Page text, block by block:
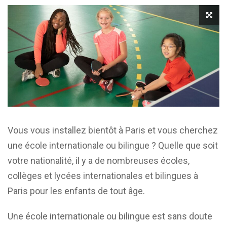
Vous vous installez bientôt à Paris et vous cherchez
une école internationale ou bilingue ? Quelle que soit
votre nationalité, il y a de nombreuses écoles,
collèges et lycées internationales et bilingues à
Paris pour les enfants de tout âge.
Une école internationale ou bilingue est sans doute